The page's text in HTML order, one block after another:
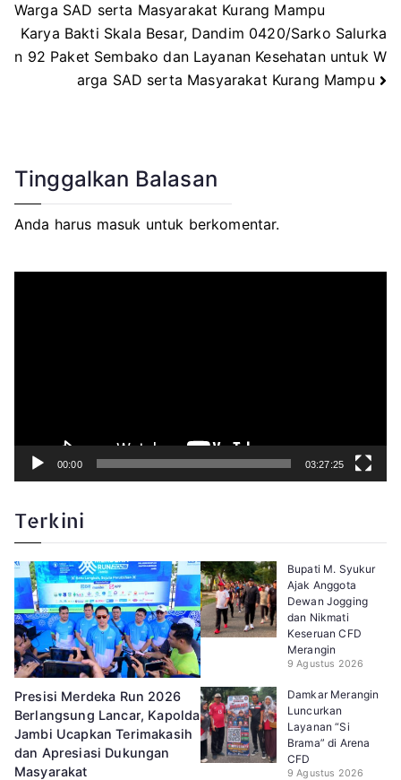
pos
Warga SAD serta Masyarakat Kurang Mampu
Karya Bakti Skala Besar, Dandim 0420/Sarko Salurka
n 92 Paket Sembako dan Layanan Kesehatan untuk W
arga SAD serta Masyarakat Kurang Mampu
Tinggalkan Balasan
Anda harus masuk untuk berkomentar.
P
00:00 03:27:25
Terkini
Presisi Merdeka Run 2026
Berlangsung Lancar, Kapolda
Jambi Ucapkan Terimakasih
dan Apresiasi Dukungan
Masyarakat
Bupati M. Syukur
Ajak Anggota
Dewan Jogging
dan Nikmati
Keseruan CFD
Merangin
9 Agustus 2026
Damkar Merangin
Luncurkan
Layanan “Si
Brama” di Arena
CFD
9 Agustus 2026